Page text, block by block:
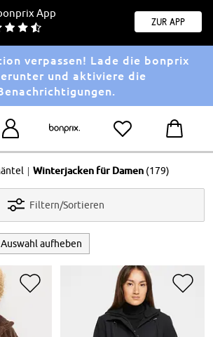
App
Zur App
verpassen! Lade die bonprix
und aktiviere die
| Winterjacken für Damen (179)
Filtern/Sortieren
Auswahl aufheben